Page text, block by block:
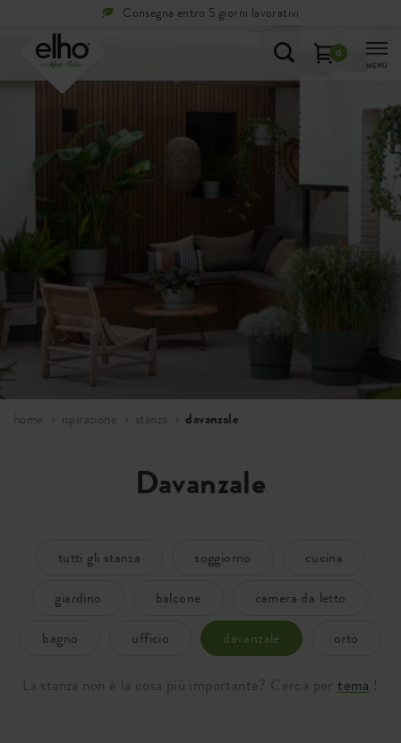
Consegna entro 5 giorni lavorativi
0
MENÙ
home ispirazione stanza davanzale
Davanzale
tutti gli stanza soggiorno
cucina
giardino
balcone
camera da letto
bagno
ufficio davanzale orto
La stanza non è la cosa più importante? Cerca pertema !